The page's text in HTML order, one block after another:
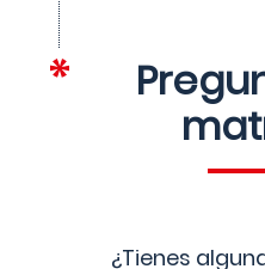
¿Tienes